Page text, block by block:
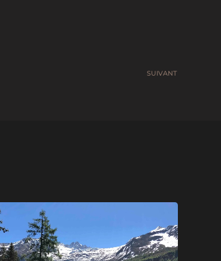
SUIVANT